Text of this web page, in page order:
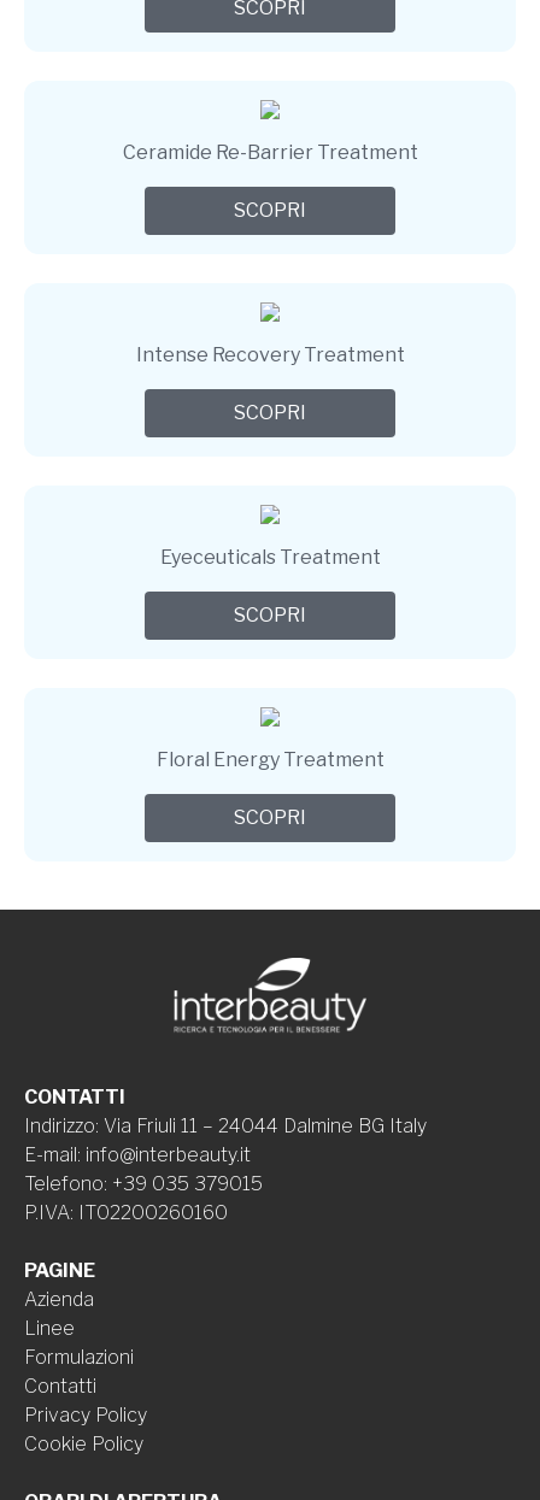
SCOPRI
Ceramide Re-Barrier Treatment
SCOPRI
Intense Recovery Treatment
SCOPRI
Eyeceuticals Treatment
SCOPRI
Floral Energy Treatment
SCOPRI
CONTATTI
Indirizzo: Via Friuli 11 – 24044 Dalmine BG Italy
E-mail: info@interbeauty.it
Telefono: +39 035 379015
P.IVA: IT02200260160
PAGINE
Azienda
Linee
Formulazioni
Contatti
Privacy Policy
Cookie Policy